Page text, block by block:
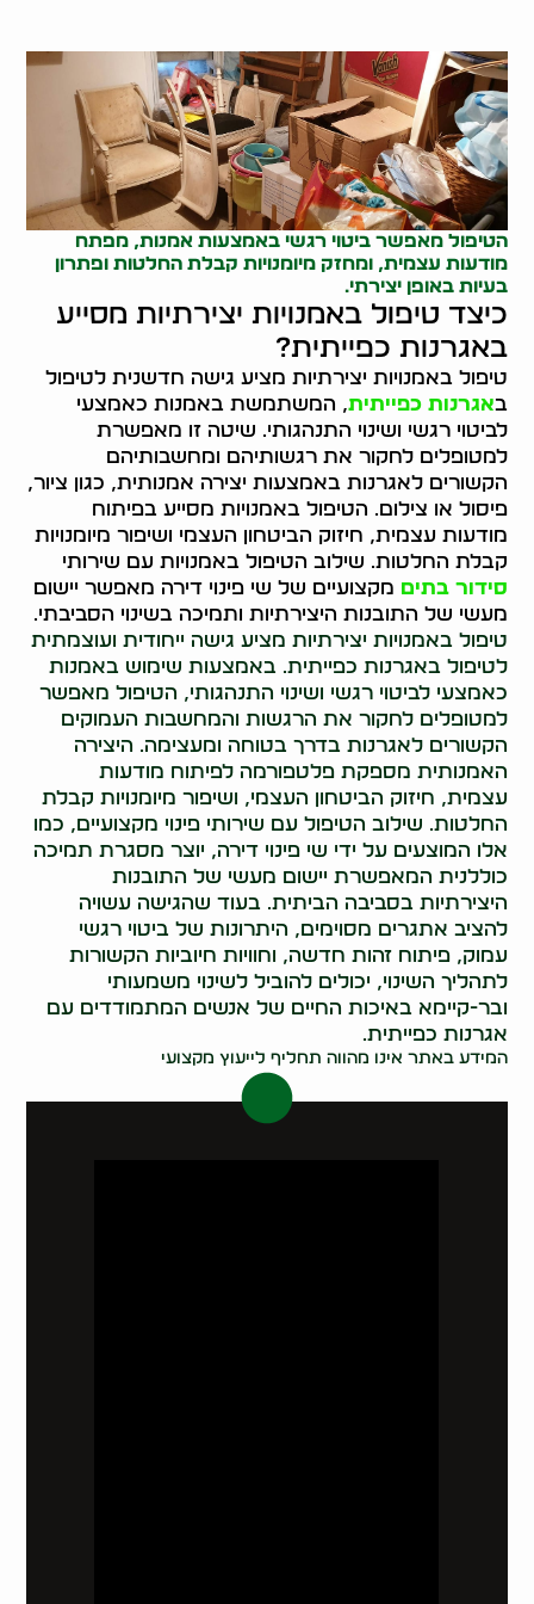
הטיפול מאפשר ביטוי רגשי באמצעות אמנות, מפתח
מודעות עצמית, ומחזק מיומנויות קבלת החלטות ופתרון
בעיות באופן יצירתי.
כיצד טיפול באמנויות יצירתיות מסייע
באגרנות כפייתית?
טיפול באמנויות יצירתיות מציע גישה חדשנית לטיפול
באגרנות כפייתית, המשתמשת באמנות כאמצעי
לביטוי רגשי ושינוי התנהגותי. שיטה זו מאפשרת
למטופלים לחקור את רגשותיהם ומחשבותיהם
הקשורים לאגרנות באמצעות יצירה אמנותית, כגון ציור,
פיסול או צילום. הטיפול באמנויות מסייע בפיתוח
מודעות עצמית, חיזוק הביטחון העצמי ושיפור מיומנויות
קבלת החלטות. שילוב הטיפול באמנויות עם שירותי
סידור בתים מקצועיים של שי פינוי דירה מאפשר יישום
מעשי של התובנות היצירתיות ותמיכה בשינוי הסביבתי.
טיפול באמנויות יצירתיות מציע גישה ייחודית ועוצמתית
לטיפול באגרנות כפייתית. באמצעות שימוש באמנות
כאמצעי לביטוי רגשי ושינוי התנהגותי, הטיפול מאפשר
למטופלים לחקור את הרגשות והמחשבות העמוקים
הקשורים לאגרנות בדרך בטוחה ומעצימה. היצירה
האמנותית מספקת פלטפורמה לפיתוח מודעות
עצמית, חיזוק הביטחון העצמי, ושיפור מיומנויות קבלת
החלטות. שילוב הטיפול עם שירותי פינוי מקצועיים, כמו
אלו המוצעים על ידי שי פינוי דירה, יוצר מסגרת תמיכה
כוללנית המאפשרת יישום מעשי של התובנות
היצירתיות בסביבה הביתית. בעוד שהגישה עשויה
להציב אתגרים מסוימים, היתרונות של ביטוי רגשי
עמוק, פיתוח זהות חדשה, וחוויות חיוביות הקשורות
לתהליך השינוי, יכולים להוביל לשינוי משמעותי
ובר-קיימא באיכות החיים של אנשים המתמודדים עם
אגרנות כפייתית.
המידע באתר אינו מהווה תחליף לייעוץ מקצועי